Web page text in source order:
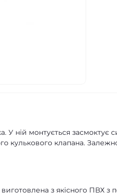
ній монтується засмоктує
кулькового клапана.
з якісного ПВХ з